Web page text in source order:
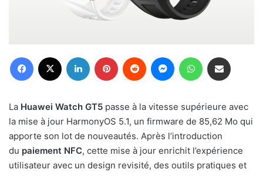
Facebook Linkedin Pinterest Reddit MessengerWhatsApp
La Huawei Watch GT5 passe à la vitesse supérieure avec
la mise à jour HarmonyOS 5.1, un firmware de 85,62 Mo qui
apporte son lot de nouveautés. Après l’introduction
du paiement NFC, cette mise à jour enrichit l’expérience
utilisateur avec un design revisité, des outils pratiques et